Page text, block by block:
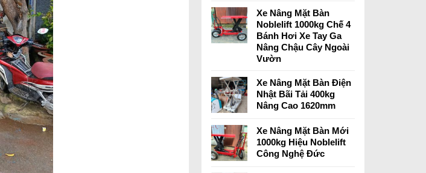
Xe Nâng Mặt Bàn
Noblelift 1000kg Chế 4
Bánh Hơi Xe Tay Ga
Nâng Chậu Cây Ngoài
Vườn
Xe Nâng Mặt Bàn Điện
Nhật Bãi Tải 400kg
Nâng Cao 1620mm
Xe Nâng Mặt Bàn Mới
1000kg Hiệu Noblelift
Công Nghệ Đức